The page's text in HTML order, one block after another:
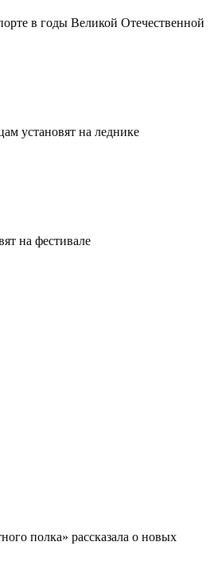
в годы Великой Отечественной
установят на леднике
на фестивале
полка» рассказала о новых